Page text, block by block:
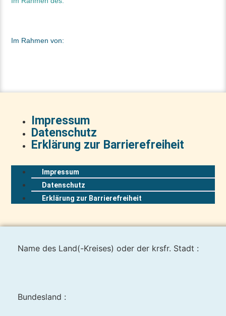
Im Rahmen von:
Impressum
Datenschutz
Erklärung zur Barrierefreiheit
Impressum
Datenschutz
Erklärung zur Barrierefreiheit
Name des Land(-Kreises) oder der krsfr. Stadt :
Bundesland :